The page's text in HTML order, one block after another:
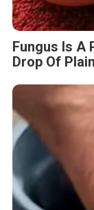
Fungus Is A
Drop Of